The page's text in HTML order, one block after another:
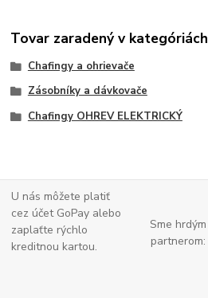
Tovar zaradený v kategóriách
Chafingy a ohrievače
Zásobníky a dávkovače
Chafingy OHREV ELEKTRICKÝ
U nás môžete platiť
cez účet GoPay alebo
zaplaťte rýchlo
kreditnou kartou.
Sme hrdým
partnerom: